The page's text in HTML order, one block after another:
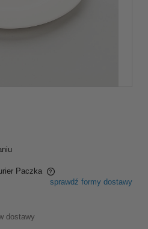
Paczka
kosztów płatnościsprawdź formy dostawy
dostawy